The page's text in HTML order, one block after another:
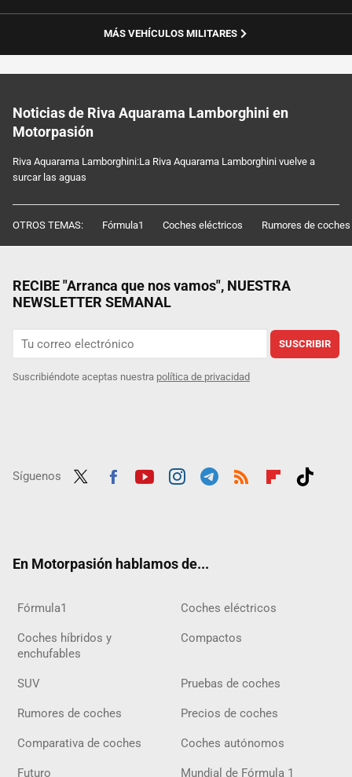
MÁS VEHÍCULOS MILITARES
Noticias de Riva Aquarama Lamborghini en
Motorpasión
Riva Aquarama Lamborghini:La Riva Aquarama Lamborghini vuelve a
surcar las aguas
OTROS TEMAS: Fórmula1 Coches eléctricos Rumores de coches
RECIBE "Arranca que nos vamos", NUESTRA
NEWSLETTER SEMANAL
SUSCRIBIR
Suscribiéndote aceptas nuestra política de privacidad
Síguenos
En Motorpasión hablamos de...
Fórmula1 Coches eléctricos
Coches híbridos y
enchufables
Compactos
SUV Pruebas de coches
Rumores de coches Precios de coches
Comparativa de coches Coches autónomos
Futuro Mundial de Fórmula 1